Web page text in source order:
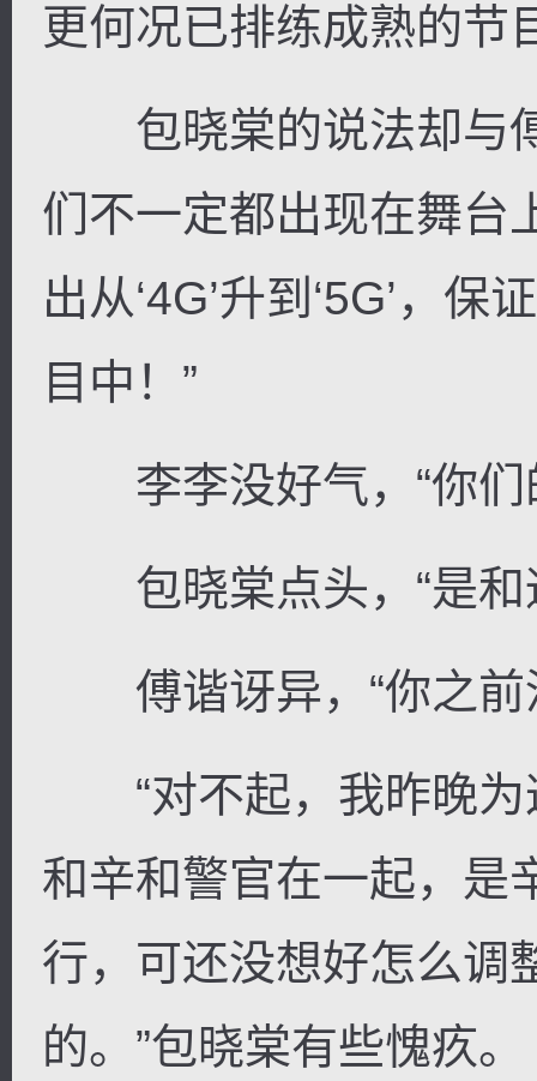
更何况已排练成熟的节
包晓棠的说法却与傅
们不一定都出现在舞台
出从‘4G’升到‘5G’，
目中！”
李李没好气，“你们
包晓棠点头，“是和
傅谐讶异，“你之前
“对不起，我昨晚为
和辛和警官在一起，是
行，可还没想好怎么调
的。”包晓棠有些愧疚。